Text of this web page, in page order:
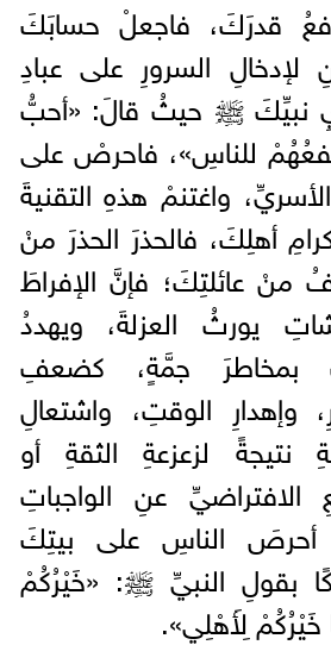
قدرَكَ، فاجعلْ حسابَكَ
لإدخالِ السرورِ على عبادِ
نبيِّكَ ﷺ حيثُ قالَ: «أحبُّ
للناسِ»، فاحرصْ على
واغتنمْ هذهِ التقنيةَ
أهلِكَ، فالحذرَ الحذرَ منْ
منْ عائلتِكَ؛ فإنَّ الإفراطَ
يورثُ العزلةَ، ويهددُ
بمخاطرَ جمَّةٍ، كضعفِ
وإهدارِ الوقتِ، واشتعالِ
نتيجةً لزعزعةِ الثقةِ أو
الافتراضيِّ عنِ الواجباتِ
أحرصَ الناسِ على بيتِكَ
بقولِ النبيِّ ﷺ: «خَيْرُكُمْ
خَيْرُكُمْ لِأَهْلِي».